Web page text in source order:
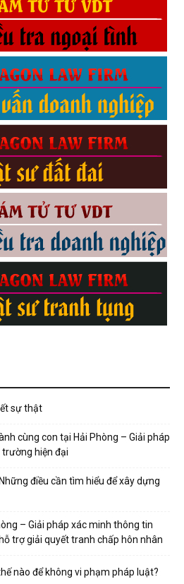
sự thật
cùng con tại Hải Phòng – Giải pháp
hiện đại
điều cần tìm hiểu để xây dựng
– Giải pháp xác minh thông tin
trợ giải quyết tranh chấp hôn nhân
nào để không vi phạm pháp luật?